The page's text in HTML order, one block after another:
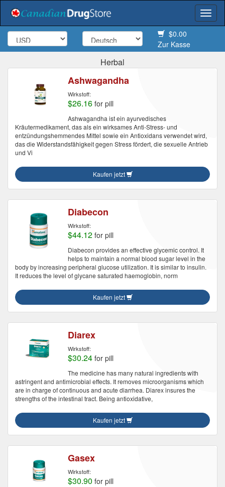
$0.00
Zur Kasse
Herbal
Ashwagandha
Wirkstoff:
$26.16 for pill
Ashwagandha ist ein ayurvedisches
Kräutermedikament, das als ein wirksames Anti-Stress- und
entzündungshemmendes Mittel sowie ein Antioxidans verwendet wird,
das die Widerstandsfähigkeit gegen Stress fördert, die sexuelle Antrieb
und Vi
Kaufen jetzt
Diabecon
Wirkstoff:
$44.12 for pill
Diabecon provides an effective glycemic control. It
helps to maintain a normal blood sugar level in the
body by increasing peripheral glucose utilization. It is similar to insulin.
It reduces the level of glycane saturated haemoglobin, norm
Kaufen jetzt
Diarex
Wirkstoff:
$30.24 for pill
The medicine has many natural ingredients with
astringent and antimicrobial effects. It removes microorganisms which
are in charge of continuous and acute diarrhea. Diarex insures the
strengths of the intestinal tract. Being antioxidative,
Kaufen jetzt
Gasex
Wirkstoff:
$30.90 for pill